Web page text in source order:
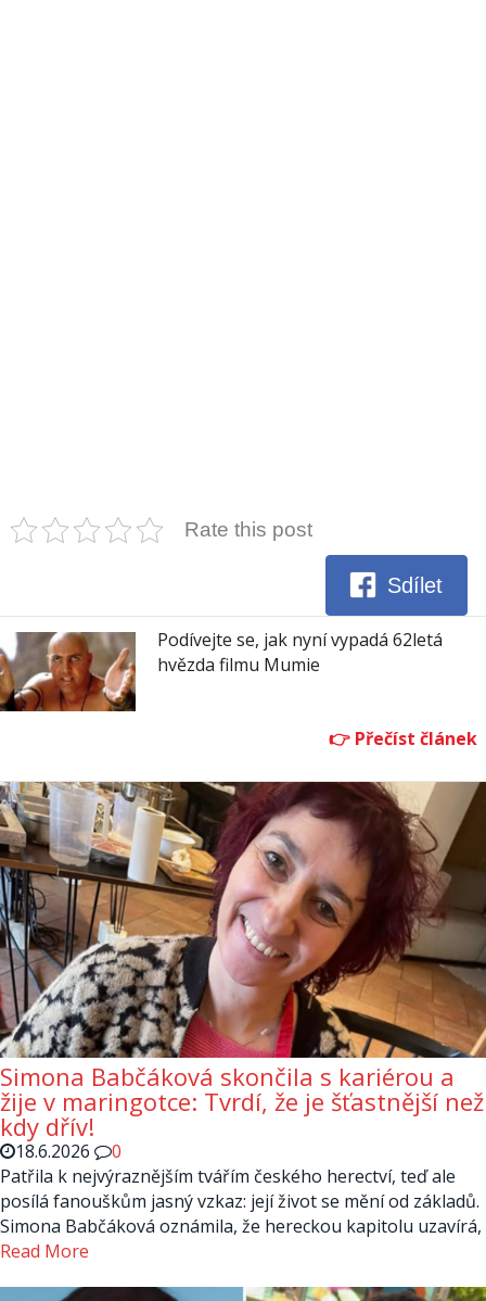
Rate this post
Sdílet
Podívejte se, jak nyní vypadá 62letá
hvězda filmu Mumie
Simona Babčáková skončila s kariérou a
žije v maringotce: Tvrdí, že je šťastnější než
kdy dřív!
18.6.2026
0
Patřila k nejvýraznějším tvářím českého herectví, teď ale
posílá fanouškům jasný vzkaz: její život se mění od základů.
Simona Babčáková oznámila, že hereckou kapitolu uzavírá,
Read More